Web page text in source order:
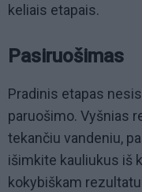
keliais etapais.
Pasiruošimas
Pradinis etapas
paruošimo. Vyšnias
tekančiu vandeniu,
išimkite kauliukus iš
kokybiškam